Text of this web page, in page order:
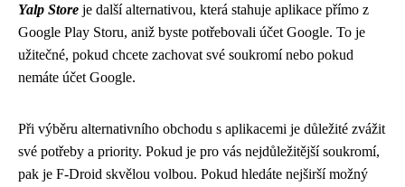
Yalp Store je další alternativou, která stahuje aplikace přímo z
Google Play Storu, aniž byste potřebovali účet Google. To je
užitečné, pokud chcete zachovat své soukromí nebo pokud
nemáte účet Google.
Při výběru alternativního obchodu s aplikacemi je důležité zvážit
své potřeby a priority. Pokud je pro vás nejdůležitější soukromí,
pak je F-Droid skvělou volbou. Pokud hledáte nejširší možný